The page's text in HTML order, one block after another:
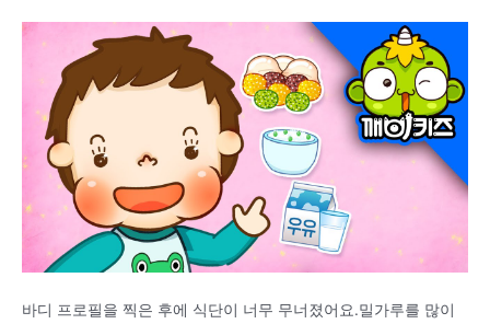
바디 프로필을 찍은 후에 식단이 너무 무너졌어요.밀가루를 많이